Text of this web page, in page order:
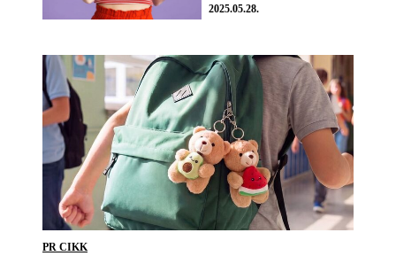
2025.05.28.
PR CIKK